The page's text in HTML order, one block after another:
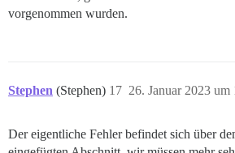
vorgenommen wurden.
Stephen (Stephen) 26. Januar 2023 um
17
Der eigentliche Fehler befindet sich über